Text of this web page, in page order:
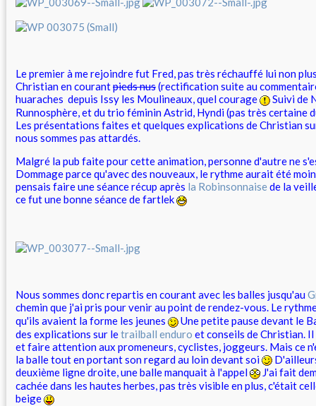
Le premier à me rejoindre fut Fred, pas très réchauffé lui non
Christian en courantpieds nus(rectification suite au
huaraches depuis Issy les Moulineaux, quel courage
Suivi de
Runnosphère, et du trio féminin Astrid, Hyndi (pas très certaine
Les présentations faites et quelques explications de Christian
nous sommes pas attardés.
Malgré la pub faite pour cette animation, personne d'autre ne
Dommage parce qu'avec des nouveaux, le rythme aurait été
pensais faire une séance récup après la Robinsonnaisede la
ce fut une bonne séance de fartlek
Nous sommes donc repartis en courant avec les balles jusqu'au
chemin que j'ai pris pour venir au point de rendez-vous. Le
qu'ils avaient la forme les jeunes
Une petite pause devant le
des explications sur letrailball enduro et conseils de Christian.
et faire attention aux promeneurs, cyclistes, joggeurs. Mais ce
la balle tout en portant son regard au loin devant soi
deuxième ligne droite, une balle manquait à l'appel
J'ai fait
cachée dans les hautes herbes, pas très visible en plus, c'était
beige